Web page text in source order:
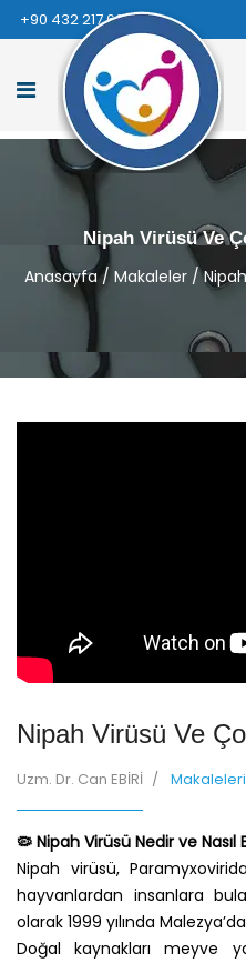
+90 432 217 66 66
Nipah Virüsü Ve
Anasayfa / Makaleler /
Nipah Virüsü Ve
Uzm. Dr. Can EBİRİ
🦠 Nipah Virüsü Nedir ve Nasıl
Nipah virüsü,
hayvanlardan insanlara
olarak 1999 yılında
Doğal kaynakları meyve